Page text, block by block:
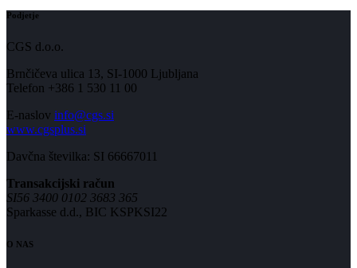
Podjetje
CGS d.o.o.
Brnčičeva ulica 13, SI-1000 Ljubljana
Telefon +386 1 530 11 00
E-naslov info@cgs.si
www.cgsplus.si
Davčna številka: SI 66667011
Transakcijski račun
SI56 3400 0102 3683 365
Sparkasse d.d., BIC KSPKSI22
O NAS